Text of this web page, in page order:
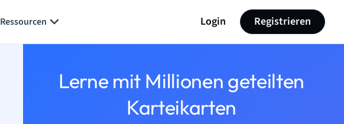
Ressourcen Login Registrieren
Lerne mit Millionen geteilten
Karteikarten